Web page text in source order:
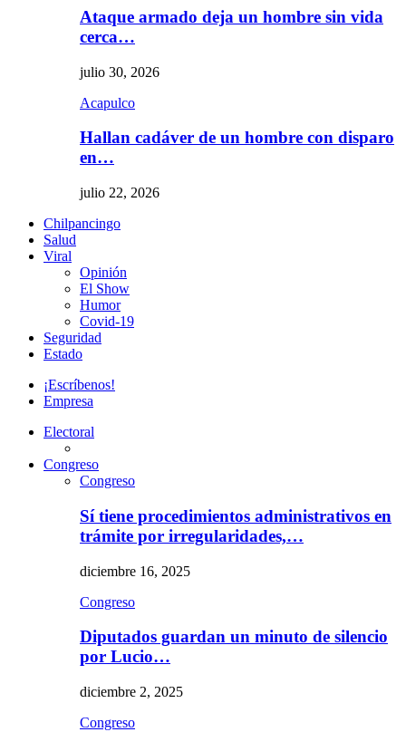
Ataque armado deja un hombre sin vida
cerca…
julio 30, 2026
Acapulco
Hallan cadáver de un hombre con disparo
en…
julio 22, 2026
Chilpancingo
Salud
Viral
Opinión
El Show
Humor
Covid-19
Seguridad
Estado
¡Escríbenos!
Empresa
Electoral
Congreso
Congreso
Sí tiene procedimientos administrativos en
trámite por irregularidades,…
diciembre 16, 2025
Congreso
Diputados guardan un minuto de silencio
por Lucio…
diciembre 2, 2025
Congreso